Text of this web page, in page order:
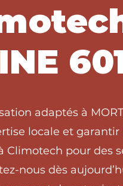
adaptés à
locale et
Climotech pour des
nous dès